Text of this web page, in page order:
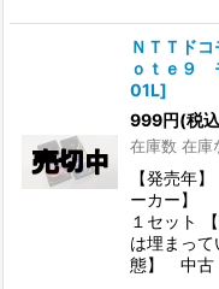
ＮＴＴド
ｏｔｅ９
01L]
999円(税
在庫数 在庫
【発売
ーカー】
１セット
は埋まっ
態】 中古